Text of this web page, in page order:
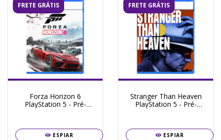
FRETE GRÁTIS
Forza Horizon 6
PlayStation 5 - Pré-
ESPIAR
FRETE GRÁTIS
Stranger Than Heaven
PlayStation 5 - Pré-
ESPIAR